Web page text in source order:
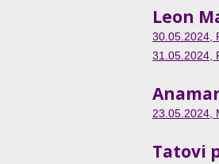
Leon
30.05.2024,
31.05.2024
23.05.2024
Tatovi